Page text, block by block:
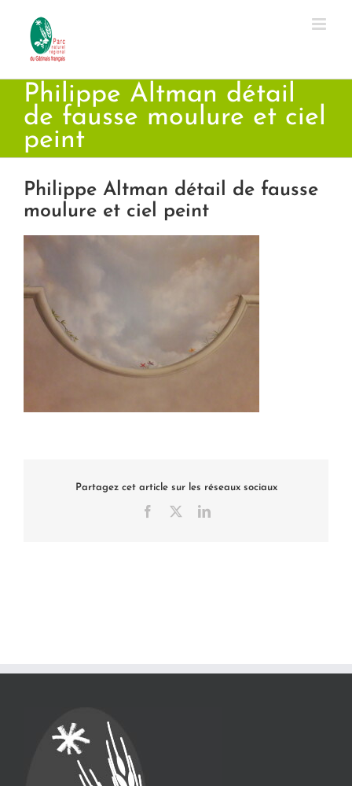
contenu
Philippe Altman détail
de fausse moulure et ciel
peint
Philippe Altman détail de fausse
moulure et ciel peint
Partagez cet article sur les réseaux sociaux
Facebook LinkedIn